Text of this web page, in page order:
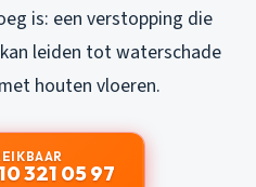
is: een verstopping die
leiden tot waterschade
houten vloeren.
321 05 97